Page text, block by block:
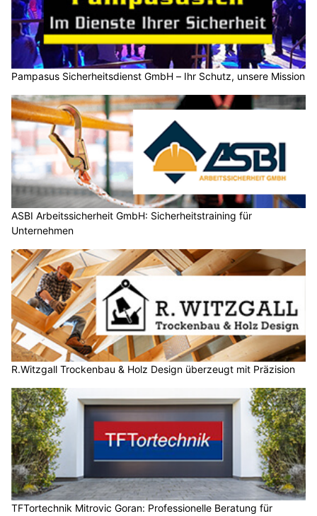
Pampasus Sicherheitsdienst GmbH – Ihr Schutz, unsere Mission
ASBI Arbeitssicherheit GmbH: Sicherheitstraining für
Unternehmen
R.Witzgall Trockenbau & Holz Design überzeugt mit Präzision
TFTortechnik Mitrovic Goran: Professionelle Beratung für